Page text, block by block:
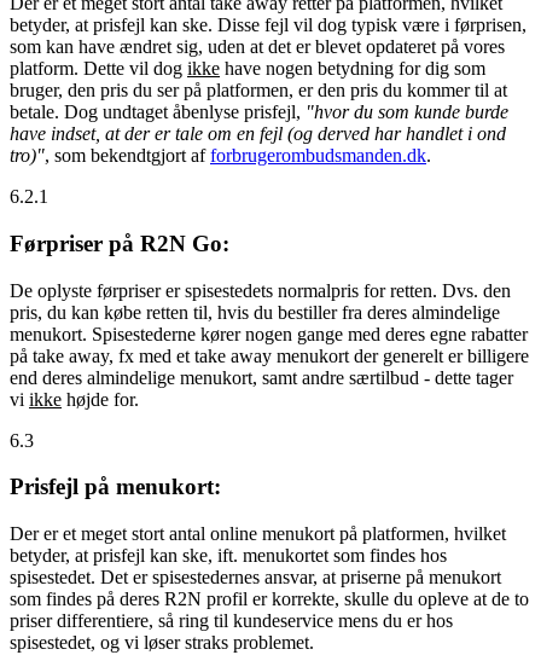
betyder, at prisfejl kan ske. Disse fejl vil dog typisk være i førprisen,
som kan have ændret sig, uden at det er blevet opdateret på vores
platform. Dette vil dog ikke have nogen betydning for dig som
bruger, den pris du ser på platformen, er den pris du kommer til at
betale. Dog undtaget åbenlyse prisfejl, "hvor du som kunde burde
have indset, at der er tale om en fejl (og derved har handlet i ond
tro)", som bekendtgjort afforbrugerombudsmanden.dk.
6.2.1
Førpriser på R2N Go:
De oplyste førpriser er spisestedets normalpris for retten. Dvs. den
pris, du kan købe retten til, hvis du bestiller fra deres almindelige
menukort. Spisestederne kører nogen gange med deres egne rabatter
på take away, fx med et take away menukort der generelt er billigere
end deres almindelige menukort, samt andre særtilbud - dette tager
vi ikke højde for.
6.3
Prisfejl på menukort:
Der er et meget stort antal online menukort på platformen, hvilket
betyder, at prisfejl kan ske, ift. menukortet som findes hos
spisestedet. Det er spisestedernes ansvar, at priserne på menukort
som findes på deres R2N profil er korrekte, skulle du opleve at de to
priser differentiere, så ring til kundeservice mens du er hos
spisestedet, og vi løser straks problemet.